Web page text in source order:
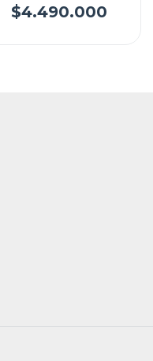
13.6" (2560x1664) Liquid
Retina MacOS Backlit
$4.490.000